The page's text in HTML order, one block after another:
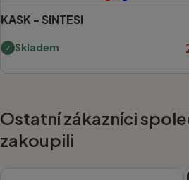
KASK - SINTESI
Skladem
Ostatní zákazníci
zakoupili